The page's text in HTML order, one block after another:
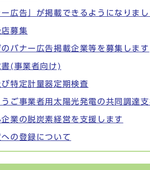
広告」が掲載できるようになりまし
募集
バナー広告掲載企業等を募集します
(事業者向け)
特定計量器定期検査
うご事業者用太陽光発電の共同調達
企業の脱炭素経営を支援します
の登録について